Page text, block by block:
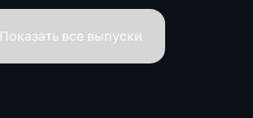
Показать все выпуски